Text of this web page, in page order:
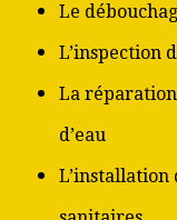
Le
L’inspection
La
d’eau
L’installation